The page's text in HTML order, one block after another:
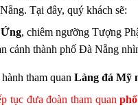
Tại đây, quý khách sẽ:
, chiêm ngưỡng Tượng
cảnh thành phố Đà Nẵng
tham quan Làng đá Mỹ
tục đưa đoàn tham quan